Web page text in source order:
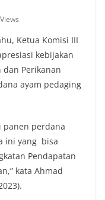
Ketua Komisi III
kebijakan
Perikanan
ayam pedaging
panen perdana
ini yang bisa
Pendapatan
kata Ahmad